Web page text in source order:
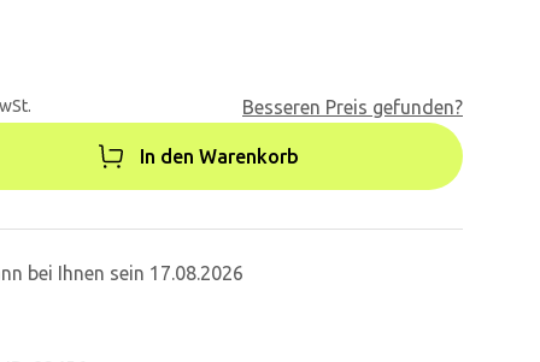
Besseren Preis gefunden?
In den Warenkorb
bei Ihnen sein 17.08.2026